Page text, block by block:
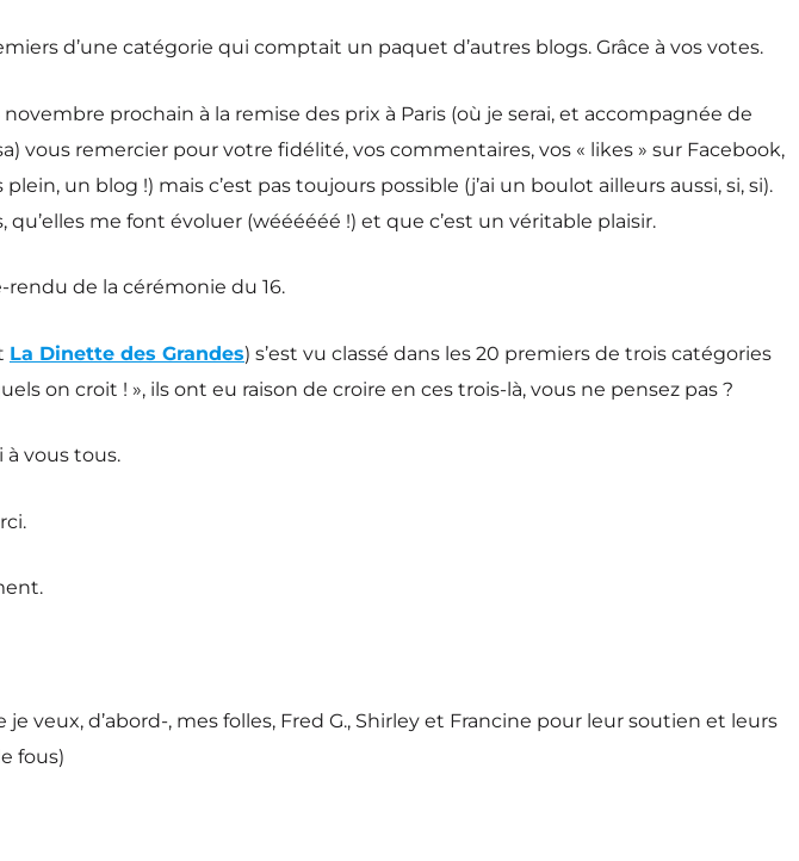
d’une catégorie qui comptait un paquet d’autres blogs. Grâce à vos votes.
prochain à la remise des prix à Paris (où je serai, et accompagnée de
vous remercier pour votre fidélité, vos commentaires, vos « likes » sur Facebook,
un blog !) mais c’est pas toujours possible (j’ai un boulot ailleurs aussi, si, si).
me font évoluer (wéééééé !) et que c’est un véritable plaisir.
de la cérémonie du 16.
La Dinette des Grandes) s’est vu classé dans les 20 premiers de trois catégories
on croit ! », ils ont eu raison de croire en ces trois-là, vous ne pensez pas ?
à vous tous.
veux, d’abord-, mes folles, Fred G., Shirley et Francine pour leur soutien et leurs
fous)